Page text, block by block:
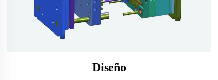
Diseño